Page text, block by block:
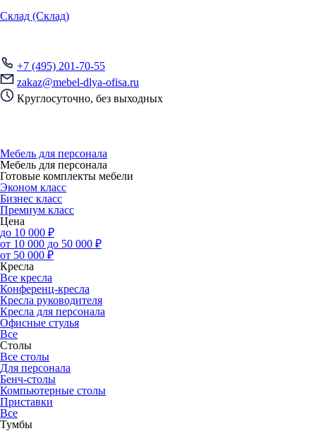
Склад (Склад)
+7 (495) 201-70-55
zakaz@mebel-dlya-ofisa.ru
Круглосуточно, без выходных
Мебель для персонала
Мебель для персонала
Готовые комплекты мебели
Эконом класс
Бизнес класс
Премиум класс
Цена
до 10 000 ₽
от 10 000 до 50 000 ₽
от 50 000 ₽
Кресла
Все кресла
Конференц-кресла
Кресла руководителя
Кресла для персонала
Офисные стулья
Все
Столы
Все столы
Для персонала
Бенч-столы
Компьютерные столы
Приставки
Все
Тумбы